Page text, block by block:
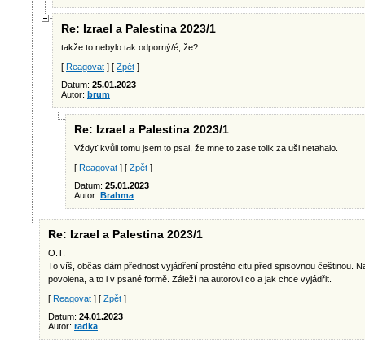
Re: Izrael a Palestina 2023/1
takže to nebylo tak odporný/é, že?
[ Reagovat ] [ Zpět ]
Datum: 25.01.2023
Autor: brum
Re: Izrael a Palestina 2023/1
Vždyť kvůli tomu jsem to psal, že mne to zase tolik za uši netahalo.
[ Reagovat ] [ Zpět ]
Datum: 25.01.2023
Autor: Brahma
Re: Izrael a Palestina 2023/1
O.T.
To víš, občas dám přednost vyjádření prostého citu před spisovnou češtinou.
povolena, a to i v psané formě. Záleží na autorovi co a jak chce vyjádřit.
[ Reagovat ] [ Zpět ]
Datum: 24.01.2023
Autor: radka